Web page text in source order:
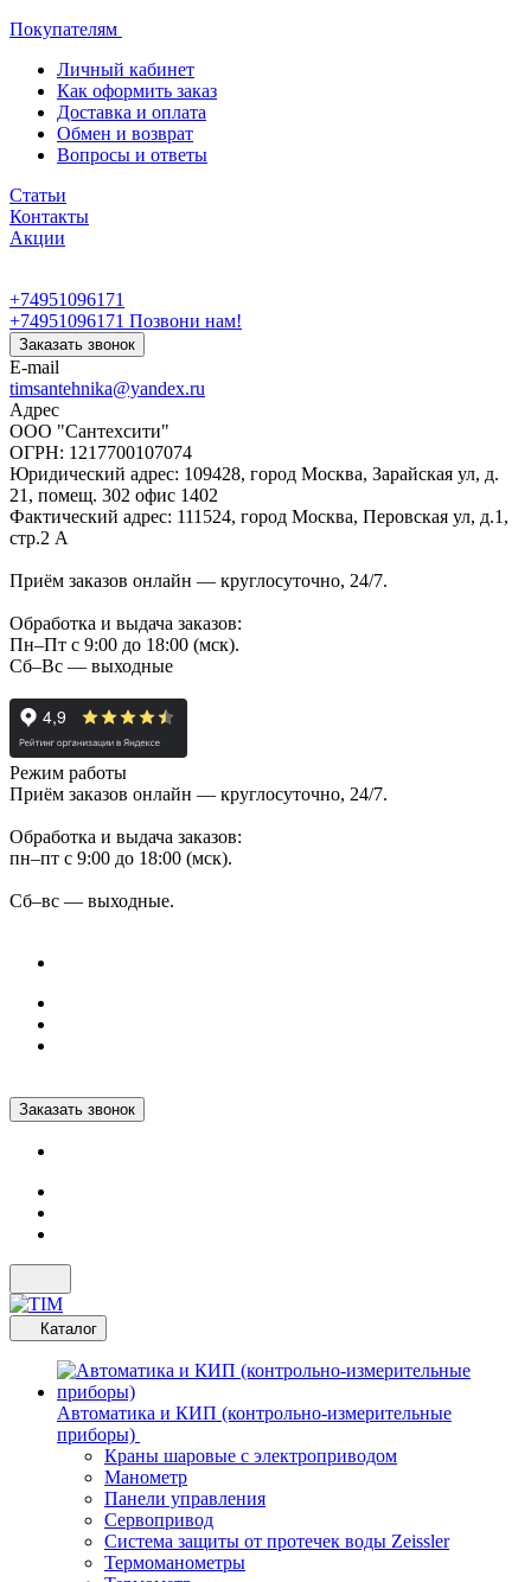
Покупателям
Личный кабинет
Как оформить заказ
Доставка и оплата
Обмен и возврат
Вопросы и ответы
Статьи
Контакты
Акции
+74951096171
+74951096171 Позвони нам!
Заказать звонок
E-mail
timsantehnika@yandex.ru
Адрес
ООО "Сантехсити"
ОГРН: 1217700107074
Юридический адрес: 109428, город Москва, Зарайская ул, д.
21, помещ. 302 офис 1402
Фактический адрес: 111524, город Москва, Перовская ул, д.1,
стр.2 А
Приём заказов онлайн — круглосуточно, 24/7.
Обработка и выдача заказов:
Пн–Пт с 9:00 до 18:00 (мск).
Сб–Вс — выходные
Режим работы
Приём заказов онлайн — круглосуточно, 24/7.
Обработка и выдача заказов:
пн–пт с 9:00 до 18:00 (мск).
Сб–вс — выходные.
Заказать звонок
Каталог
Автоматика и КИП (контрольно-измерительные
приборы)
Краны шаровые с электроприводом
Манометр
Панели управления
Сервопривод
Система защиты от протечек воды Zeissler
Термоманометры